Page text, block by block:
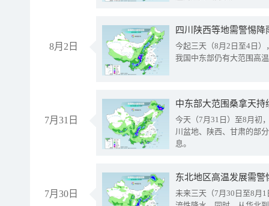
8月2日
今起三天（8月2日至4日
我国中东部仍有大范围高
7月31日
中东部大范围桑拿天
今天（7月31日）至8月初
川盆地、陕西、甘肃的部
息。
7月30日
东北地区高温发展需
未来三天（7月30日至8月